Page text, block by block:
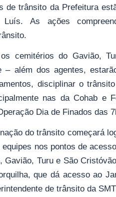
de trânsito da Prefeitura
As ações
cemitérios do Gavião,
– além dos agentes,
disciplinar o
nas da Cohab e
Dia de Finados das
do trânsito começará
nos pontos de
Gavião, Turu e São
que dá acesso ao
de trânsito da